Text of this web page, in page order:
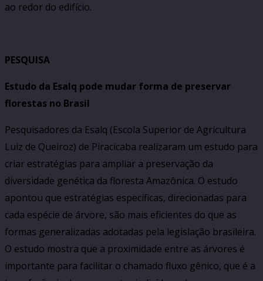
ao redor do edifício.
PESQUISA
Estudo da Esalq pode mudar forma de preservar
florestas no Brasil
Pesquisadores da Esalq (Escola Superior de Agricultura
Luiz de Queiroz) de Piracicaba realizaram um estudo para
criar estratégias para ampliar a preservação da
diversidade genética da floresta Amazônica. O estudo
apontou que estratégias específicas, direcionadas para
cada espécie de árvore, são mais eficientes do que as
formas generalizadas adotadas pela legislação brasileira.
O estudo mostra que a proximidade entre as árvores é
importante para facilitar o chamado fluxo gênico, que é a